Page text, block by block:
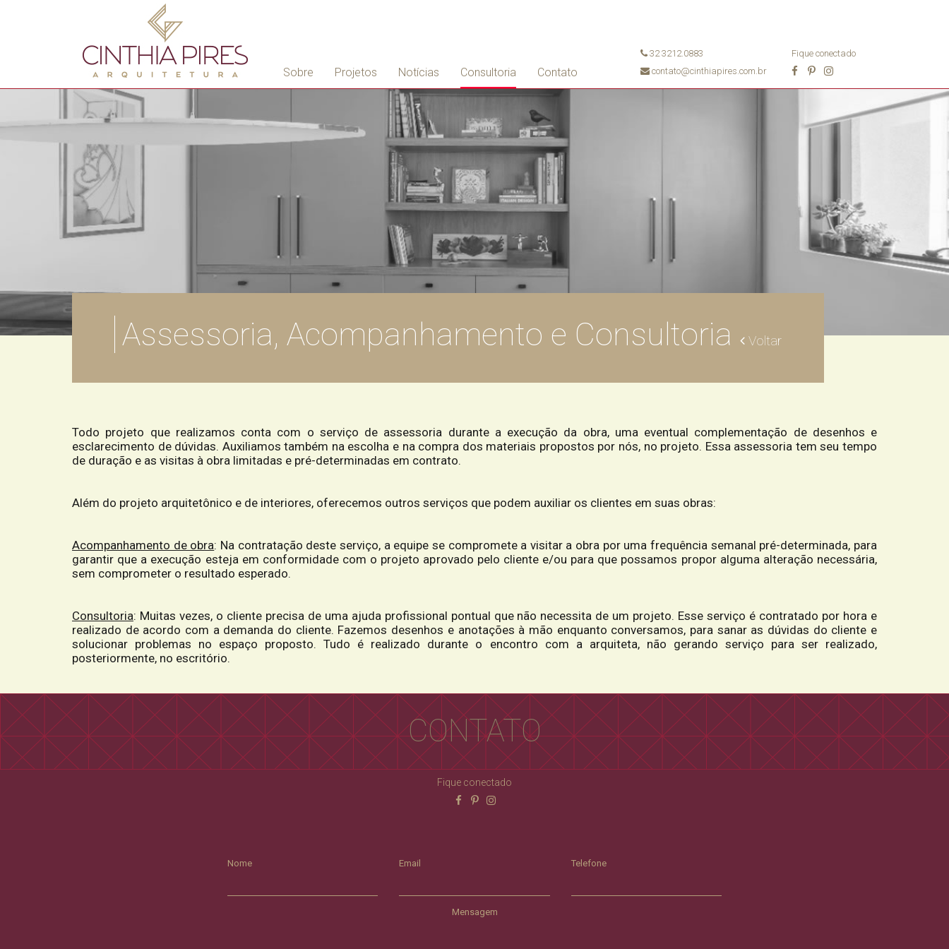
Sobre Projetos Notícias Consultoria Contato
32 3212.0883
contato@cinthiapires.com.br
Fique conectado
Assessoria, Acompanhamento e Consultoria Voltar
Todo projeto que realizamos conta com o serviço de assessoria durante a execução da obra, uma eventual complementação de desenhos e
esclarecimento de dúvidas. Auxiliamos também na escolha e na compra dos materiais propostos por nós, no projeto. Essa assessoria tem seu tempo
de duração e as visitas à obra limitadas e pré-determinadas em contrato.
Além do projeto arquitetônico e de interiores, oferecemos outros serviços que podem auxiliar os clientes em suas obras:
Acompanhamento de obra: Na contratação deste serviço, a equipe se compromete a visitar a obra por uma frequência semanal pré-determinada, para
garantir que a execução esteja em conformidade com o projeto aprovado pelo cliente e/ou para que possamos propor alguma alteração necessária,
sem comprometer o resultado esperado.
Consultoria: Muitas vezes, o cliente precisa de uma ajuda profissional pontual que não necessita de um projeto. Esse serviço é contratado por hora e
realizado de acordo com a demanda do cliente. Fazemos desenhos e anotações à mão enquanto conversamos, para sanar as dúvidas do cliente e
solucionar problemas no espaço proposto. Tudo é realizado durante o encontro com a arquiteta, não gerando serviço para ser realizado,
posteriormente, no escritório.
CONTATO
Fique conectado
Nome Email Telefone
Mensagem